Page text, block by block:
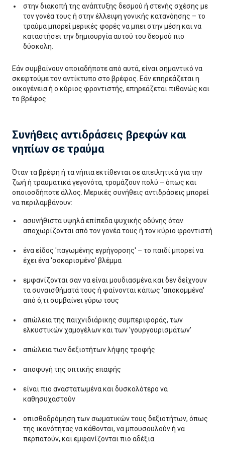
στην διακοπή της ανάπτυξης δεσμού ή στενής σχέσης με
τον γονέα τους ή στην έλλειψη γονικής κατανόησης – το
τραύμα μπορεί μερικές φορές να μπει στην μέση και να
καταστήσει την δημιουργία αυτού του δεσμού πιο
δύσκολη.
Εάν συμβαίνουν οποιαδήποτε από αυτά, είναι σημαντικό να
σκεφτούμε τον αντίκτυπο στο βρέφος. Εάν επηρεάζεται η
οικογένεια ή ο κύριος φροντιστής, επηρεάζεται πιθανώς και
το βρέφος.
Συνήθεις αντιδράσεις βρεφών και
νηπίων σε τραύμα
Όταν τα βρέφη ή τα νήπια εκτίθενται σε απειλητικά για την
ζωή ή τραυματικά γεγονότα, τρομάζουν πολύ – όπως και
οποιοσδήποτε άλλος. Μερικές συνήθεις αντιδράσεις μπορεί
να περιλαμβάνουν:
ασυνήθιστα υψηλά επίπεδα ψυχικής οδύνης όταν
αποχωρίζονται από τον γονέα τους ή τον κύριο φροντιστή
ένα είδος 'παγωμένης εγρήγορσης' – το παιδί μπορεί να
έχει ένα 'σοκαρισμένο' βλέμμα
εμφανίζονται σαν να είναι μουδιασμένα και δεν δείχνουν
τα συναισθήματά τους ή φαίνονται κάπως 'αποκομμένα'
από ό,τι συμβαίνει γύρω τους
απώλεια της παιχνιδιάρικης συμπεριφοράς, των
ελκυστικών χαμογέλων και των 'γουργουρισμάτων'
απώλεια των δεξιοτήτων λήψης τροφής
αποφυγή της οπτικής επαφής
είναι πιο αναστατωμένα και δυσκολότερο να
καθησυχαστούν
οπισθοδρόμηση των σωματικών τους δεξιοτήτων, όπως
της ικανότητας να κάθονται, να μπουσουλούν ή να
περπατούν, και εμφανίζονται πιο αδέξια.